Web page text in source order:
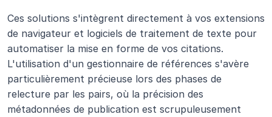
Ces solutions s'intègrent directement à vos extensions
de navigateur et logiciels de traitement de texte pour
automatiser la mise en forme de vos citations.
L'utilisation d'un gestionnaire de références s'avère
particulièrement précieuse lors des phases de
relecture par les pairs, où la précision des
métadonnées de publication est scrupuleusement